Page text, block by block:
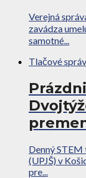
Verejná
zavádza
samotné...
Tlačové
Denný
(UPJŠ) v
pre...